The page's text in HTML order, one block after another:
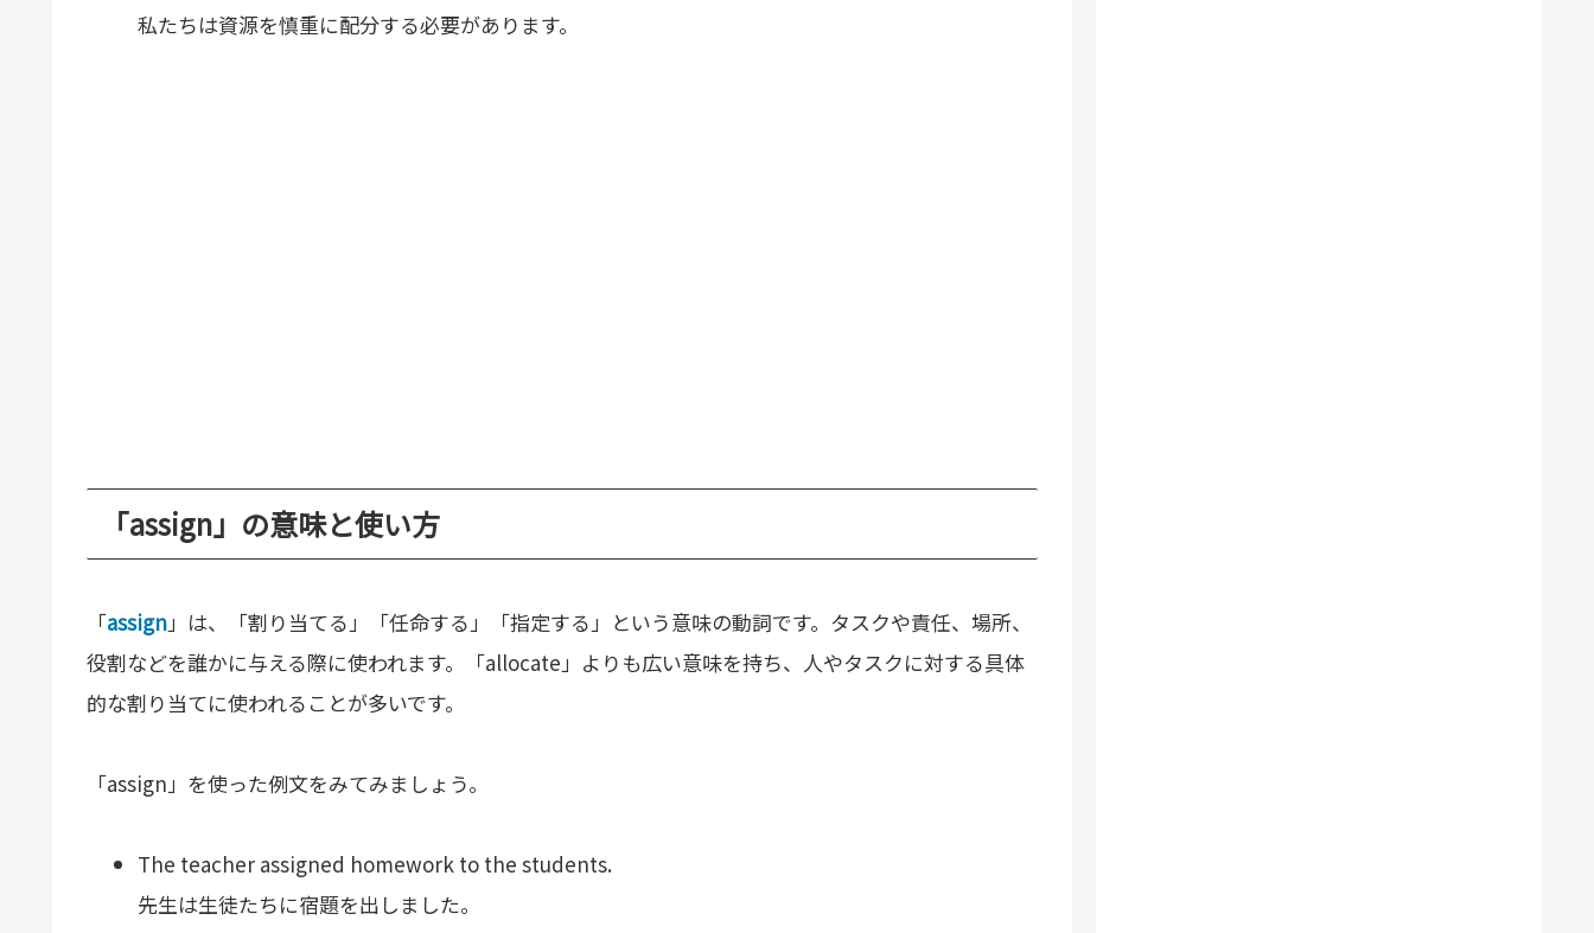
私たちは資源を慎重に配分する必要があります。
「assign」の意味と使い方
「assign」は、「割り当てる」「任命する」「指定する」という意味の動詞です。タスクや責任、場所、
役割などを誰かに与える際に使われます。「allocate」よりも広い意味を持ち、人やタスクに対する具体
的な割り当てに使われることが多いです。
「assign」を使った例文をみてみましょう。
The teacher assigned homework to the students.
先生は生徒たちに宿題を出しました。